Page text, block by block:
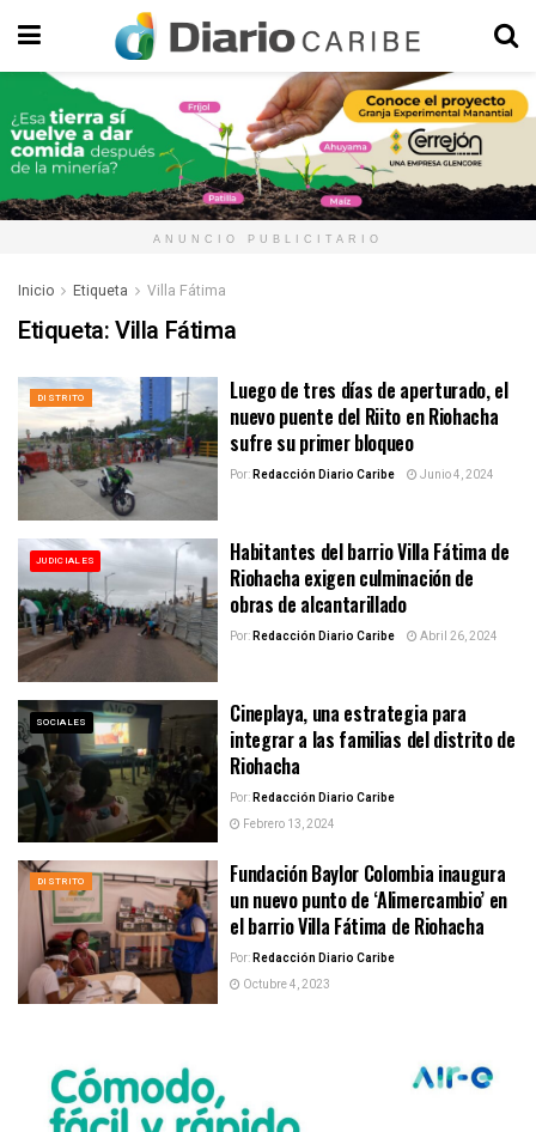
ANUNCIO PUBLICITARIO
Inicio Etiqueta Villa Fátima
Etiqueta:Villa Fátima
DISTRITO
Luego de tres días de aperturado, el
nuevo puente del Riito en Riohacha
sufre su primer bloqueo
Por:Redacción Diario Caribe Junio 4, 2024
JUDICIALES
Habitantes del barrio Villa Fátima de
Riohacha exigen culminación de
obras de alcantarillado
Por:Redacción Diario Caribe Abril 26, 2024
SOCIALES
Cineplaya, una estrategia para
integrar a las familias del distrito de
Riohacha
Por:Redacción Diario Caribe
Febrero 13, 2024
DISTRITO
Fundación Baylor Colombia inaugura
un nuevo punto de ‘Alimercambio’ en
el barrio Villa Fátima de Riohacha
Por:Redacción Diario Caribe
Octubre 4, 2023